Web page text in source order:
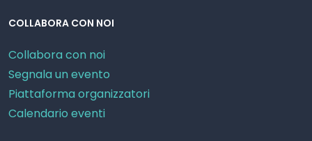
COLLABORA CON NOI
Collabora con noi
Segnala un evento
Piattaforma organizzatori
Calendario eventi